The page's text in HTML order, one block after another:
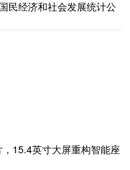
民经济和社会发展统计公
15.4英寸大屏重构智能座